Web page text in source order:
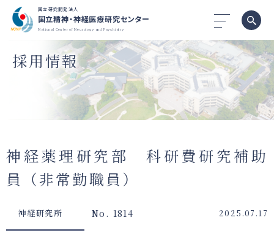
国立研究開発法人
国立精神・神経医療研究センター
National Center of Neurology and Psychiatry
採用情報
神経薬理研究部 科研費研究補助
員（非常勤職員）
神経研究所 No. 1814 2025.07.17